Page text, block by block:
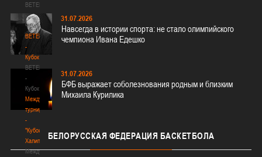
BETERA
-
Чемпионат
BETERA
-
Кубок
BETERA
-
Кубок
Международный
турнир
-
"Кубок
Халипского"
Международный
31.07.2026
Навсегда в истории спорта: не стало олимпийского
чемпиона Ивана Едешко
31.07.2026
БФБ выражает соболезнования родным и близким
Михаила Курилика
БЕЛОРУССКАЯ ФЕДЕРАЦИЯ БАСКЕТБОЛА